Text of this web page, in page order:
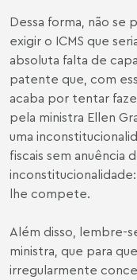
Dessa forma, não se
exigir o ICMS que
absoluta falta de
patente que, com
acaba por tentar
pela ministra Ellen
uma
fiscais sem anuência
lhe compete.
Além disso, lembre-
ministra, que para
irregularmente